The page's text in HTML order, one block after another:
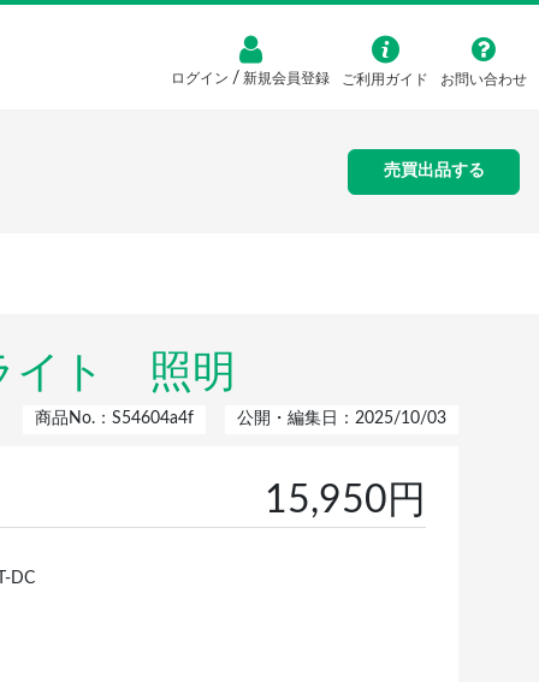
ログイン / 新規会員登録 ご利用ガイド お問い合わせ
売買出品する
イト 照明
商品No.：S54604a4f 公開・編集日：2025/10/03
15,950円
DC